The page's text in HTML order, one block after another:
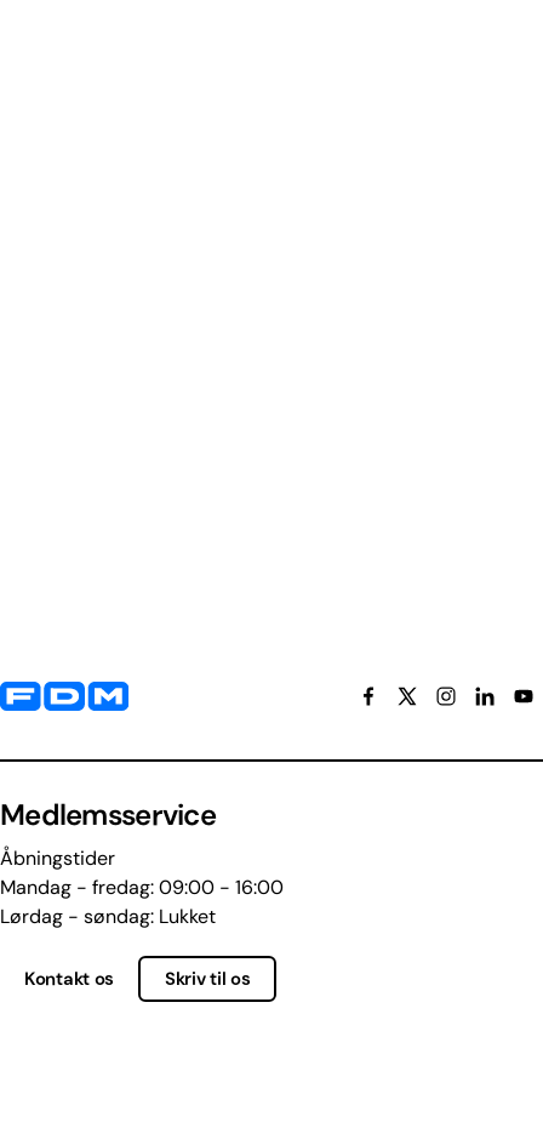
Yderligere information og kontaktoplysninger
Medlemsservice
Åbningstider
Mandag - fredag: 09:00 - 16:00
Lørdag - søndag: Lukket
Kontakt os Skriv til os